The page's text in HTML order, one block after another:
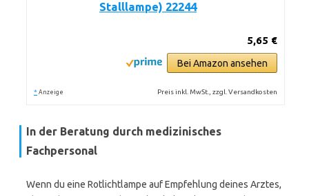
Stalllampe) 22244
5,65 €
Bei Amazon ansehen
* Anzeige Preis inkl. MwSt., zzgl. Versandkosten
In der Beratung durch medizinisches
Fachpersonal
Wenn du eine Rotlichtlampe auf Empfehlung deines Arztes,